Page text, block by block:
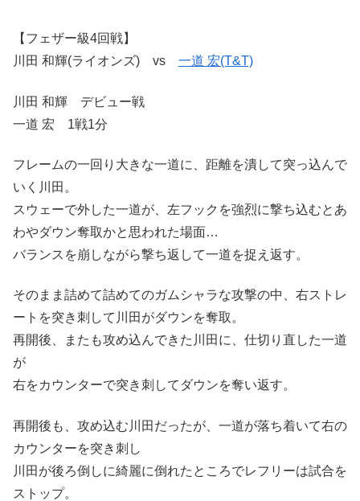
【フェザー級4回戦】
川田 和輝(ライオンズ) vs 一道 宏(T&T)
川田 和輝 デビュー戦
一道 宏 1戦1分
フレームの一回り大きな一道に、距離を潰して突っ込んで
いく川田。
スウェーで外した一道が、左フックを強烈に撃ち込むとあ
わやダウン奪取かと思われた場面…
バランスを崩しながら撃ち返して一道を捉え返す。
そのまま詰めて詰めてのガムシャラな攻撃の中、右ストレ
ートを突き刺して川田がダウンを奪取。
再開後、またも攻め込んできた川田に、仕切り直した一道
が
右をカウンターで突き刺してダウンを奪い返す。
再開後も、攻め込む川田だったが、一道が落ち着いて右の
カウンターを突き刺し
川田が後ろ倒しに綺麗に倒れたところでレフリーは試合を
ストップ。